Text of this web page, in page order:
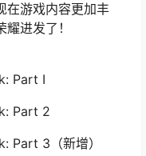
在游戏内容更加丰
进发了！
Part I
Part 2
Part 3（新增）